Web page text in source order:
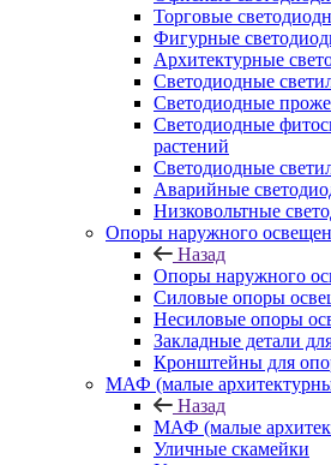
Торговые
Фигурные
Архитектурные
Светодиодные
Светодиодные
Светодиодные
растений
Светодиодные
Аварийные
Низковольтные
Опоры наружного
Назад
Опоры наружного
Силовые опоры
Несиловые опоры
Закладные детали
Кронштейны для
МАФ (малые
Назад
МАФ (малые
Уличные скамейки